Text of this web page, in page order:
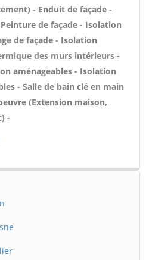
- Enduit de façade -
de façade - Isolation
de façade - Isolation
des murs intérieurs -
aménageables - Isolation
- Salle de bain clé en main
(Extension maison,
-